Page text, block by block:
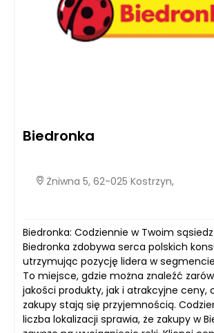
Biedronka
Żniwna 5, 62-025 Kostrzyn,
Biedronka: Codziennie w Twoim
Biedronka zdobywa serca polskich
utrzymując pozycję lidera w
To miejsce, gdzie można znaleźć
jakości produkty, jak i atrakcyjne ceny,
zakupy stają się przyjemnością.
liczba lokalizacji sprawia, że zakupy w